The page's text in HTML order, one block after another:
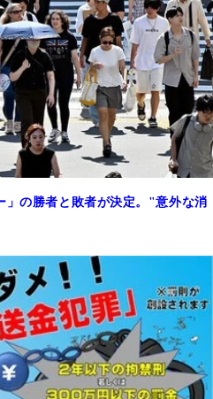
」の勝者と敗者が決定。"意外な消